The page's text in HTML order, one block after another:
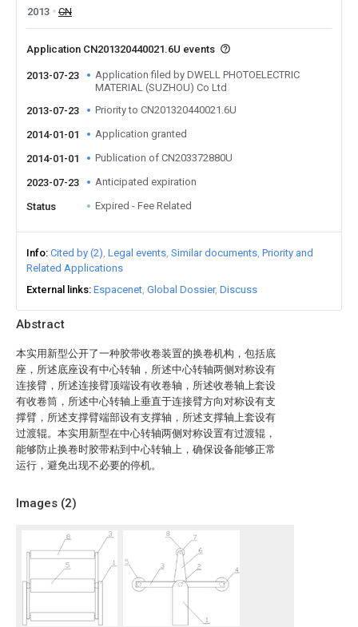
Abstract
本实用新型公开了一种胶带收卷装置的换卷机构，包括底
座，所述底座设有中心转轴，所述中心转轴两侧对称设有
连接臂，所述连接臂顶端设有收卷轴，所述收卷轴上套设
有收卷筒，所述中心转轴上垂直于连接臂方向对称设有支
撑臂，所述支撑臂端部设有支撑轴，所述支撑轴上套设有
过渡辊。本实用新型在中心转轴两侧对称设置有过渡辊，
能够防止换卷时胶带粘到中心转轴上，确保设备能够正常
运行，避免出现不必要的停机。
Images (2)
2013
CN
Application CN201320440021.6U events
2013-07-23
Application filed by DWELL PHOTOELECTRIC
MATERIAL (SUZHOU) Co Ltd
2013-07-23
Priority to CN201320440021.6U
2014-01-01 Application granted
2014-01-01 Publication of CN203372880U
2023-07-23 Anticipated expiration
Status Expired - Fee Related
Info Cited by (2) Legal events Similar documents Priority and
Related Applications
External links Espacenet Global Dossier Discuss